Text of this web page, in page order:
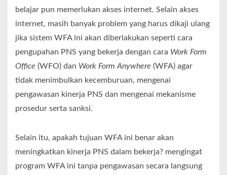
belajar pun memerlukan akses internet. Selain akses
internet, masih banyak problem yang harus dikaji ulang
jika sistem WFA ini akan diberlakukan seperti cara
pengupahan PNS yang bekerja dengan cara Work Form
Office (WFO) dan Work Form Anywhere (WFA) agar
tidak menimbulkan kecemburuan, mengenai
pengawasan kinerja PNS dan mengenai mekanisme
prosedur serta sanksi.
Selain itu, apakah tujuan WFA ini benar akan
meningkatkan kinerja PNS dalam bekerja? mengingat
program WFA ini tanpa pengawasan secara langsung